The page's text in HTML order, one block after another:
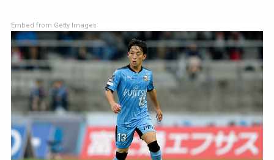
Embed from Getty Images